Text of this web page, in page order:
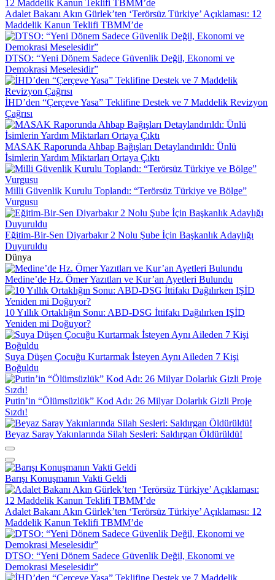
Adalet Bakanı Akın Gürlek’ten ‘Terörsüz Türkiye’ Açıklaması: 12
Maddelik Kanun Teklifi TBMM’de
DTSO: “Yeni Dönem Sadece Güvenlik Değil, Ekonomi ve
Demokrasi Meselesidir”
İHD’den “Çerçeve Yasa” Teklifine Destek ve 7 Maddelik Revizyon
Çağrısı
MASAK Raporunda Ahbap Bağışları Detaylandırıldı: Ünlü
İsimlerin Yardım Miktarları Ortaya Çıktı
Milli Güvenlik Kurulu Toplandı: “Terörsüz Türkiye ve Bölge”
Vurgusu
Eğitim-Bir-Sen Diyarbakır 2 Nolu Şube İçin Başkanlık Adaylığı
Duyuruldu
Dünya
Medine’de Hz. Ömer Yazıtları ve Kur’an Ayetleri Bulundu
10 Yıllık Ortaklığın Sonu: ABD-DSG İttifakı Dağılırken IŞİD
Yeniden mi Doğuyor?
Suya Düşen Çocuğu Kurtarmak İsteyen Aynı Aileden 7 Kişi
Boğuldu
Putin’in “Ölümsüzlük” Kod Adı: 26 Milyar Dolarlık Gizli Proje
Sızdı!
Beyaz Saray Yakınlarında Silah Sesleri: Saldırgan Öldürüldü!
Barışı Konuşmanın Vakti Geldi
Adalet Bakanı Akın Gürlek’ten ‘Terörsüz Türkiye’ Açıklaması: 12
Maddelik Kanun Teklifi TBMM’de
DTSO: “Yeni Dönem Sadece Güvenlik Değil, Ekonomi ve
Demokrasi Meselesidir”